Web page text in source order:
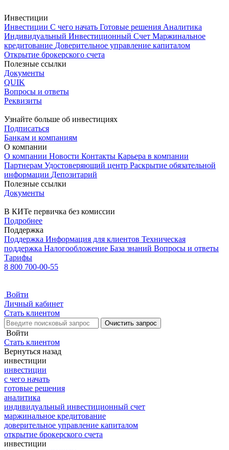
Инвестиции
Инвестиции С чего начать Готовые решения Аналитика
Индивидуальный Инвестиционный Счет Маржинальное
кредитование Доверительное управление капиталом
Открытие брокерского счета
Полезные ссылки
Документы
QUIK
Вопросы и ответы
Реквизиты
Узнайте больше об инвестициях
Подписаться
Банкам и компаниям
О компании
О компании Новости Контакты Карьера в компании
Партнерам Удостоверяющий центр Раскрытие обязательной
информации Депозитарий
Полезные ссылки
Документы
В КИТе первичка без комиссии
Подробнее
Поддержка
Поддержка Информация для клиентов Техническая
поддержка Налогообложение База знаний Вопросы и ответы
Тарифы
8 800 700-00-55
Войти
Личный кабинет
Стать клиентом
Очистить запрос
Войти
Стать клиентом
Вернуться назад
инвестиции
инвестиции
с чего начать
готовые решения
аналитика
индивидуальный инвестиционный счет
маржинальное кредитование
доверительное управление капиталом
открытие брокерского счета
инвестиции